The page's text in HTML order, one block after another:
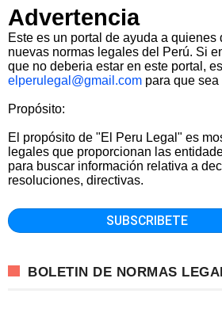
Advertencia
Este es un portal de ayuda a quienes
nuevas normas legales del Perú. Si
que no deberia estar en este portal,
elperulegal@gmail.com para que sea
Propósito:
El propósito de "El Peru Legal" es
legales que proporcionan las
para buscar información relativa a
resoluciones, directivas.
BOLETIN DE NORMAS